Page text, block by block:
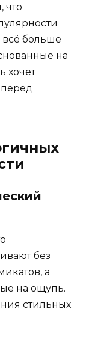
что
больше
на
хочет
перед
без
а
на ощупь.
стильных